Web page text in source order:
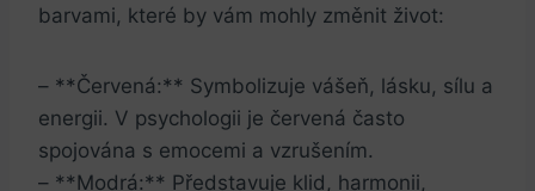
barvami, které by vám mohly změnit život:
– **Červená:** Symbolizuje vášeň, lásku, sílu a
energii. V psychologii je červená často
spojována s emocemi a vzrušením.
– **Modrá:** Představuje klid, harmonii,